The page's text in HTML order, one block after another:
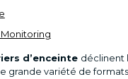
d’enceinte déclinent
grande variété de formats.